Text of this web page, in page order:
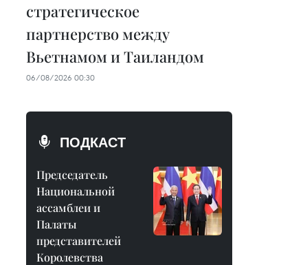
стратегическое
партнерство между
Вьетнамом и Таиландом
06/08/2026 00:30
ПОДКАСТ
Председатель
Национальной
ассамблеи и
Палаты
представителей
Королевства